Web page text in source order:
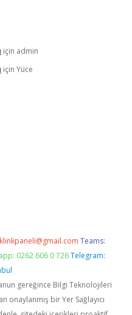
için admin
için Yüce
Teams:
0262 606 0 726 Telegram:
gereğince Bilgi Teknolojileri
onaylanmış bir Yer Sağlayıcı